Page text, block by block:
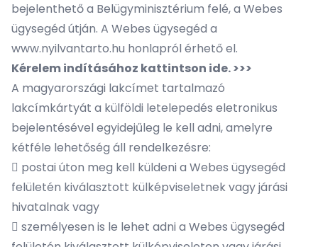
bejelenthető a Belügyminisztérium felé, a Webes
ügysegéd útján. A Webes ügysegéd a
www.nyilvantarto.hu honlapról érhető el.
Kérelem indításához kattintson ide. >>>
A magyarországi lakcímet tartalmazó
lakcímkártyát a külföldi letelepedés eletronikus
bejelentésével egyidejűleg le kell adni, amelyre
kétféle lehetőség áll rendelkezésre:
 postai úton meg kell küldeni a Webes ügysegéd
felületén kiválasztott külképviseletnek vagy járási
hivatalnak vagy
 személyesen is le lehet adni a Webes ügysegéd